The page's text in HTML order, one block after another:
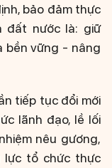
bảo đảm thực
đất nước là: giữ
bền vững - nâng
tiếp tục đổi mới
lãnh đạo, lề lối
nêu gương,
lực tổ chức thực